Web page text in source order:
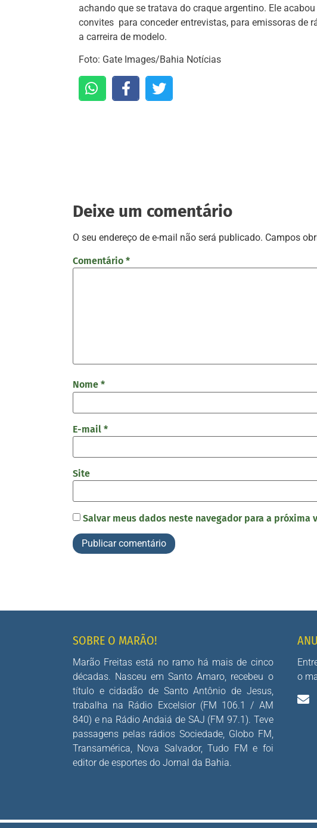
achando que se tratava do craque argentino. Ele
convites para conceder entrevistas, para emissoras de
a carreira de modelo.
Foto: Gate Images/Bahia Notícias
Deixe um comentário
O seu endereço de e-mail não será publicado. Campos
Comentário *
Nome *
E-mail *
Site
Salvar meus dados neste navegador para a próxima
SOBRE O MARÃO!
Marão Freitas está no ramo há mais de cinco
décadas. Nasceu em Santo Amaro, recebeu o
título e cidadão de Santo Antônio de Jesus,
trabalha na Rádio Excelsior (FM 106.1 / AM
840) e na Rádio Andaiá de SAJ (FM 97.1). Teve
passagens pelas rádios Sociedade, Globo FM,
Transamérica, Nova Salvador, Tudo FM e foi
editor de esportes do Jornal da Bahia.
o